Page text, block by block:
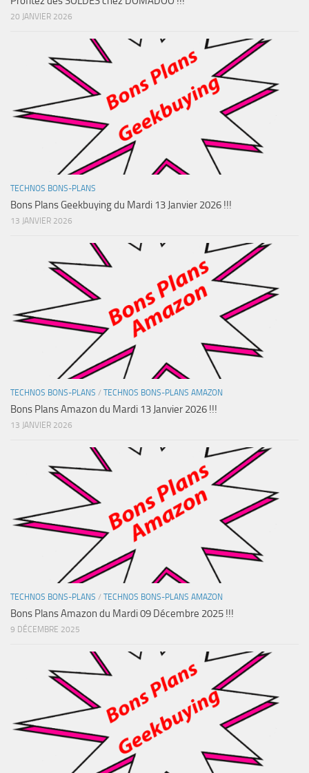
20 JANVIER 2026
TECHNOS BONS-PLANS
Bons Plans Geekbuying du Mardi 13 Janvier 2026 !!!
13 JANVIER 2026
TECHNOS BONS-PLANS / TECHNOS BONS-PLANS AMAZON
Bons Plans Amazon du Mardi 13 Janvier 2026 !!!
13 JANVIER 2026
TECHNOS BONS-PLANS / TECHNOS BONS-PLANS AMAZON
Bons Plans Amazon du Mardi 09 Décembre 2025 !!!
9 DÉCEMBRE 2025